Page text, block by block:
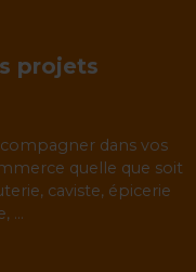
projets
dans vos
quelle que soit
caviste, épicerie
...